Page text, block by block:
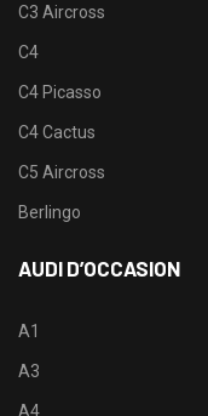
C3 Aircross
C4
C4 Picasso
C4 Cactus
C5 Aircross
Berlingo
AUDI D’OCCASION
A1
A3
A4